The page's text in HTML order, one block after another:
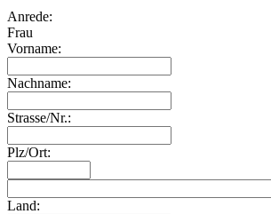
Anrede:
Frau
Vorname:
Nachname:
Strasse/Nr.:
Plz/Ort:
Land: